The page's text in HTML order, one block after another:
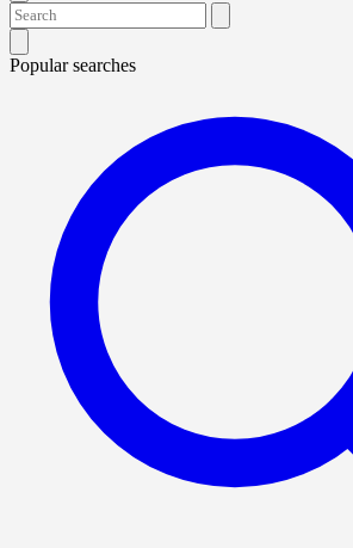
Popular searches